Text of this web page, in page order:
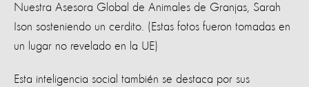
Nuestra Asesora Global de Animales de Granjas, Sarah
Ison sosteniendo un cerdito. (Estas fotos fueron tomadas en
un lugar no revelado en la UE)
Esta inteligencia social también se destaca por sus